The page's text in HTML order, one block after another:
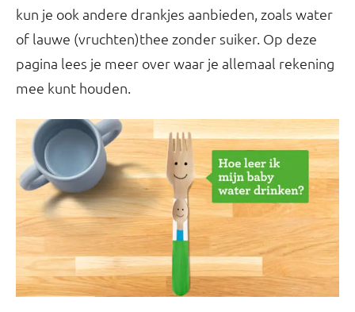
kun je ook andere drankjes aanbieden, zoals water
of lauwe (vruchten)thee zonder suiker. Op deze
pagina lees je meer over waar je allemaal rekening
mee kunt houden.